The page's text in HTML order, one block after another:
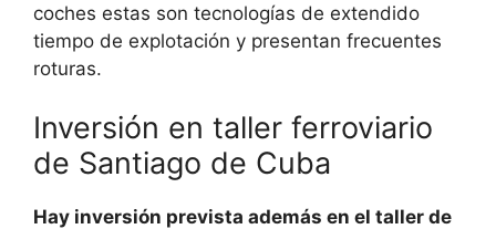
coches estas son tecnologías de extendido
tiempo de explotación y presentan frecuentes
roturas.
Inversión en taller ferroviario
de Santiago de Cuba
Hay inversión prevista además en el taller de